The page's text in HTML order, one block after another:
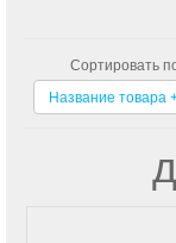
Сортировать
Название товара